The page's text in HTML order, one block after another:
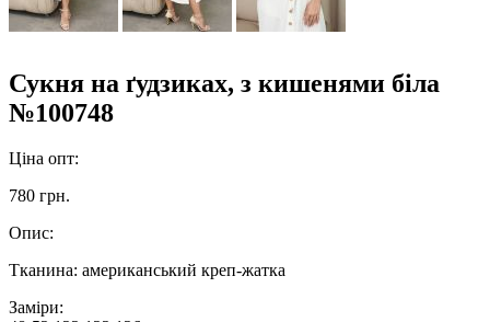
Сукня на ґудзиках, з кишенями біла
№100748
Ціна опт:
780 грн.
Опис:
Тканина: американський креп-жатка
Заміри: